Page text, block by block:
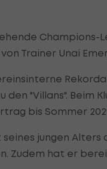
Champions-
Trainer Unai
den "Villans". Beim
bis Sommer
jungen Alters
Zudem hat er